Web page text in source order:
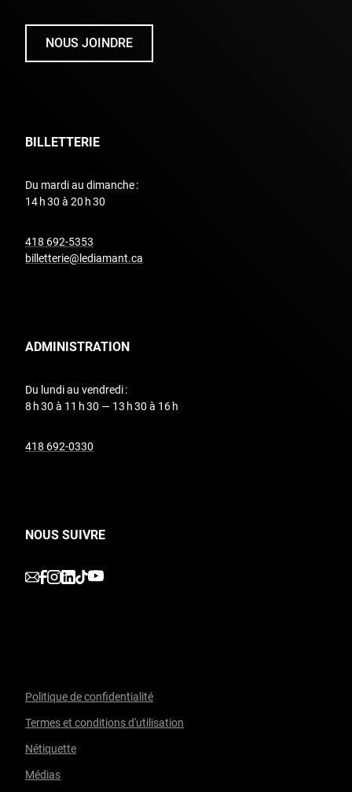
Facebook
undefined
linkedin
undefined
twitter
undefined
Courriel
NOUS JOINDRE
BILLETTERIE
Du mardi au dimanche :
14 h 30 à 20 h 30
418 692-5353
billetterie@lediamant.ca
ADMINISTRATION
Du lundi au vendredi :
8 h 30 à 11 h 30 — 13 h 30 à 16 h
418 692-0330
NOUS SUIVRE
undefined
undefined
undefined
undefined
undefined
Politique de confidentialité
Termes et conditions d'utilisation
Nétiquette
Médias